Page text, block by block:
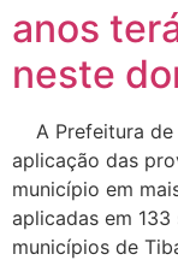
anos
neste
A Prefeitura de
aplicação das
município em
aplicadas em
municípios de